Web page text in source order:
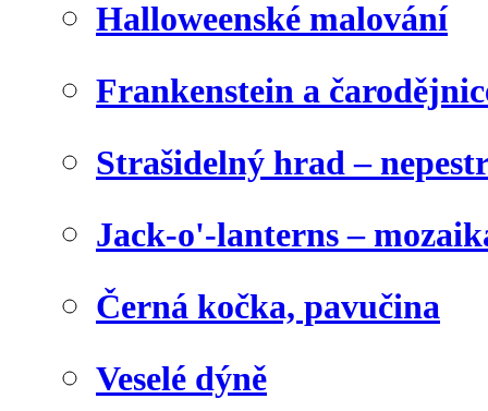
Halloweenské malování
Frankenstein a
Strašidelný hrad –
Jack-o'-lanterns –
Černá kočka, pavučina
Veselé dýně